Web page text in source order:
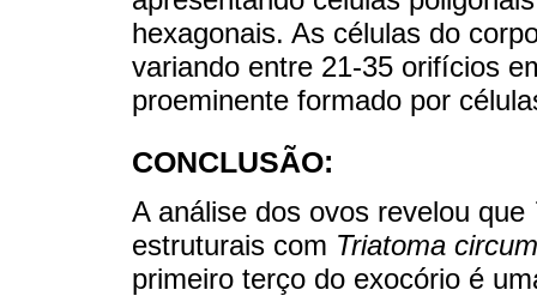
hexagonais. As células do
variando entre 21-35 orifícios
proeminente formado por
CONCLUSÃO:
A análise dos ovos revelou que
estruturais com Triatoma
primeiro terço do exocório é